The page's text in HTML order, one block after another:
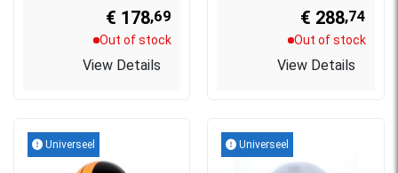
€ 178,69
Out of stock
View Details
€ 288,74
Out of stock
View Details
Universeel Universeel